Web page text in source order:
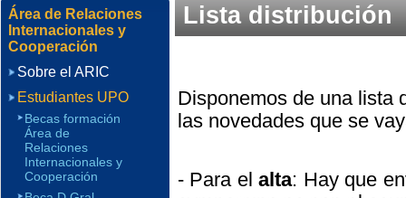
Lista distribución
Disponemos de una lista
las novedades que se
- Para elalta: Hay que
Área de Relaciones
Internacionales y
Cooperación
Sobre el ARIC
Estudiantes UPO
Becas formación
Área de
Relaciones
Internacionales y
Cooperación